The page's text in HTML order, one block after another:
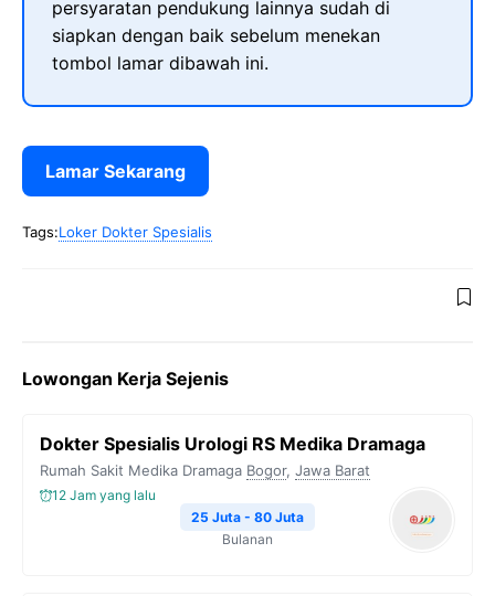
persyaratan pendukung lainnya sudah di
siapkan dengan baik sebelum menekan
tombol lamar dibawah ini.
Lamar Sekarang
Tags:Loker Dokter Spesialis
Lowongan Kerja Sejenis
Dokter Spesialis Urologi RS Medika Dramaga
Rumah Sakit Medika Dramaga Bogor, Jawa Barat
12 Jam yang lalu
25 Juta - 80 Juta
Bulanan